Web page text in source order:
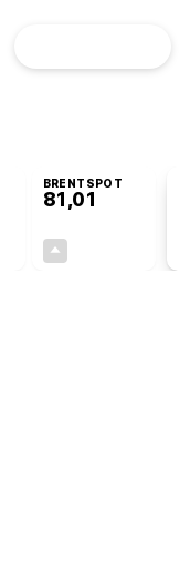
BRENTSPOT
81,01